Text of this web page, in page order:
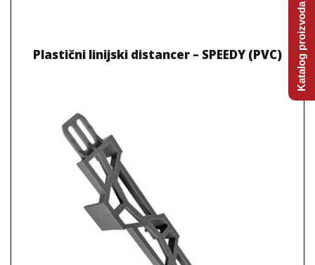
Plastični linijski distancer – SPEEDY (PVC) Katalog proizvoda